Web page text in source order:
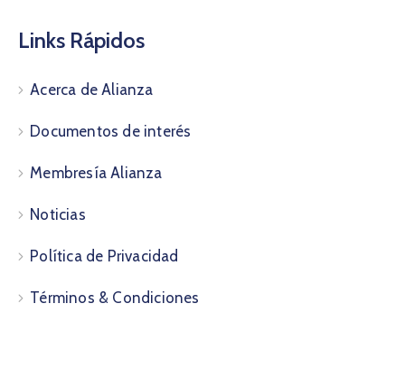
Links Rápidos
Acerca de Alianza
Documentos de interés
Membresía Alianza
Noticias
Política de Privacidad
Términos & Condiciones